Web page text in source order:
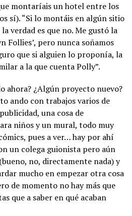
montaríais un hotel entre los
sí). “Si lo montáis en algún sitio
verdad es que no. Me gustó la
Follies’, pero nunca soñamos
que si alguien lo proponía, la
a la que cuenta Polly”.
ahora? ¿Algún proyecto nuevo?
ando con trabajos varios de
una cosa de
niños y un mural, todo muy
pues a ver… hay por ahí
un colega guionista pero aún
no, directamente nada) y
mucho en empezar otra cosa
de momento no hay más que
que a saber en qué acaban